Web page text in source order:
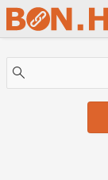
Skip to Main